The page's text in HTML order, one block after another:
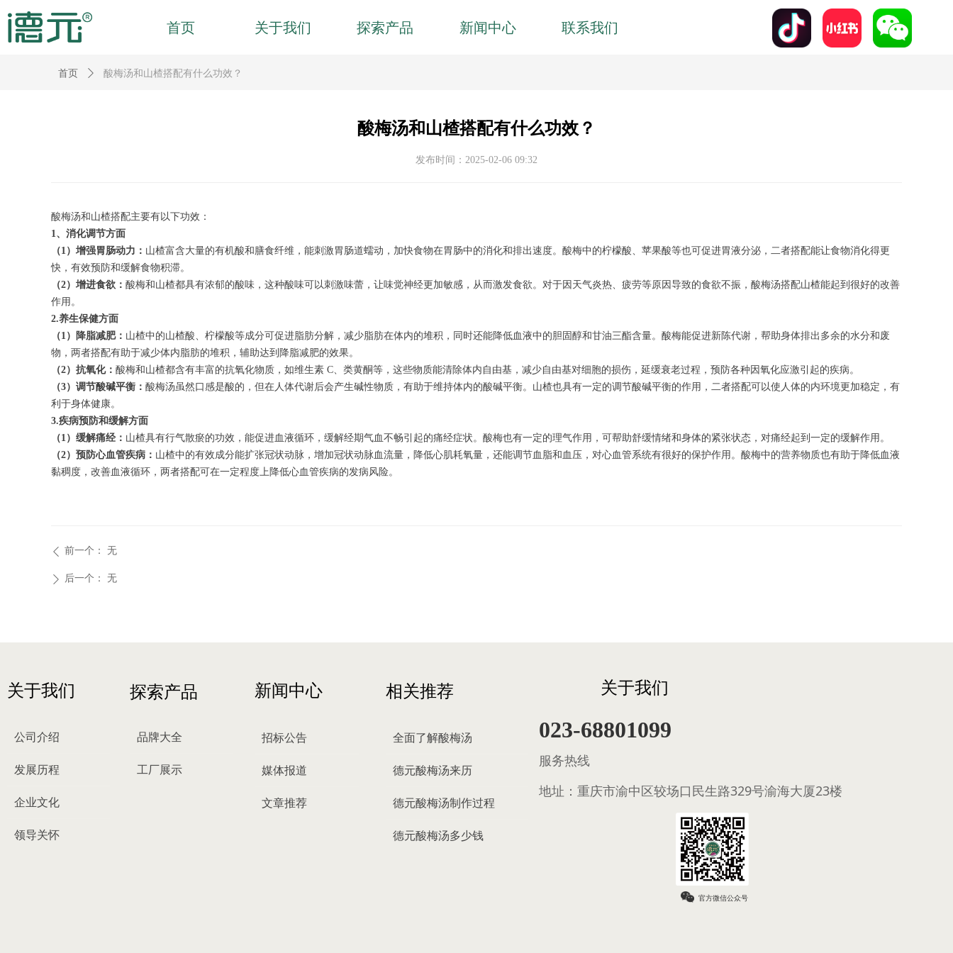
首页 关于我们 探索产品 新闻中心 联系我们
首页 ꄲ 酸梅汤和山楂搭配有什么功效？
酸梅汤和山楂搭配有什么功效？
酸梅汤和山楂搭配主要有以下功效：
1、消化调节方面
（1）增强胃肠动力： 山楂富含大量的有机酸和膳食纤维，能刺激胃肠道蠕动，加快食物在胃肠中的消化和排出速度。酸梅中的柠檬酸、苹果酸等也可促进胃液分泌，二者搭配能让食物消化得更
快，有效预防和缓解食物积滞。
（2）增进食欲： 酸梅和山楂都具有浓郁的酸味，这种酸味可以刺激味蕾，让味觉神经更加敏感，从而激发食欲。对于因天气炎热、疲劳等原因导致的食欲不振，酸梅汤搭配山楂能起到很好的改善
作用。
2.养生保健方面
（1）降脂减肥： 山楂中的山楂酸、柠檬酸等成分可促进脂肪分解，减少脂肪在体内的堆积，同时还能降低血液中的胆固醇和甘油三酯含量。酸梅能促进新陈代谢，帮助身体排出多余的水分和废
物，两者搭配有助于减少体内脂肪的堆积，辅助达到降脂减肥的效果。
（2）抗氧化： 酸梅和山楂都含有丰富的抗氧化物质，如维生素 C、类黄酮等，这些物质能清除体内自由基，减少自由基对细胞的损伤，延缓衰老过程，预防各种因氧化应激引起的疾病。
（3）调节酸碱平衡： 酸梅汤虽然口感是酸的，但在人体代谢后会产生碱性物质，有助于维持体内的酸碱平衡。山楂也具有一定的调节酸碱平衡的作用，二者搭配可以使人体的内环境更加稳定，有
利于身体健康。
3.疾病预防和缓解方面
（1）缓解痛经： 山楂具有行气散瘀的功效，能促进血液循环，缓解经期气血不畅引起的痛经症状。酸梅也有一定的理气作用，可帮助舒缓情绪和身体的紧张状态，对痛经起到一定的缓解作用。
（2）预防心血管疾病： 山楂中的有效成分能扩张冠状动脉，增加冠状动脉血流量，降低心肌耗氧量，还能调节血脂和血压，对心血管系统有很好的保护作用。酸梅中的营养物质也有助于降低血液
黏稠度，改善血液循环，两者搭配可在一定程度上降低心血管疾病的发病风险。
ꄴ 前一个： 无
ꄲ 后一个： 无
发布时间： 2025-02-06 09:32
关于我们
公司介绍
发展历程
企业文化
领导关怀
探索产品
品牌大全
工厂展示
招标公告
媒体报道
文章推荐
新闻中心 关于我们
023-68801099
服务热线
地址： 重庆市渝中区较场口民生路329号渝海大厦23楼
官方微信公众号
相关推荐
全面了解酸梅汤
德元酸梅汤来历
德元酸梅汤制作过程
德元酸梅汤多少钱